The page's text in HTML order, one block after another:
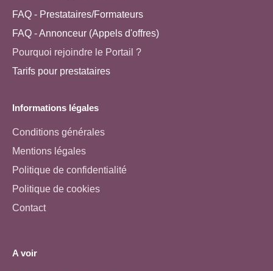
FAQ - Prestataires/Formateurs
FAQ - Annonceur (Appels d'offres)
Pourquoi rejoindre le Portail ?
Tarifs pour prestataires
Informations légales
Conditions générales
Mentions légales
Politique de confidentialité
Politique de cookies
Contact
A voir